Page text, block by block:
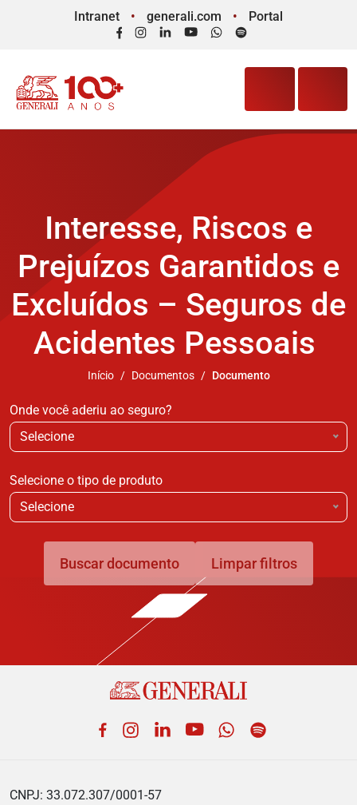
Intranet generali.com
Portal
FacebookInstagram
LinkedInYouTubeWhatsApp
Spotify
Interesse, Riscos e
Prejuízos Garantidos e
Excluídos – Seguros de
Acidentes Pessoais
Início Documentos Documento
Onde você aderiu ao seguro?
Selecione
Selecione o tipo de produto
Selecione
Buscar documento Limpar filtros
Facebook
Instagram
LinkedIn
YouTubeWhatsApp
CNPJ: 33.072.307/0001-57